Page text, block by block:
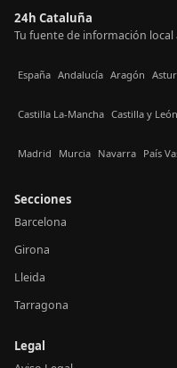
24h Cataluña
Tu fuente de información local
España Andalucía Aragón
Castilla La-Mancha Castilla y León
Madrid Murcia Navarra País
Secciones
Barcelona
Girona
Lleida
Tarragona
Legal